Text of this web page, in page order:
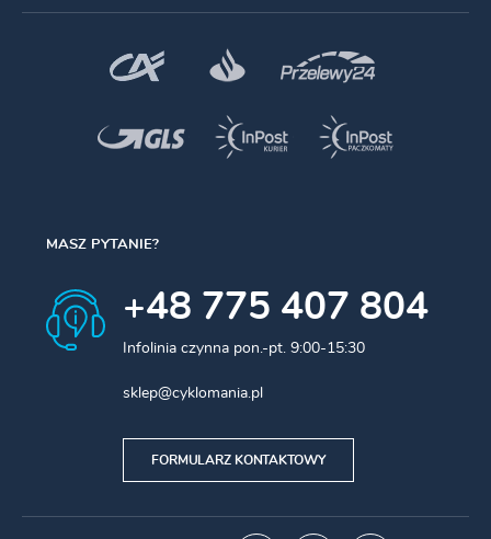
MASZ PYTANIE?
+48 775 407 804
Infolinia czynna pon.-pt. 9:00-15:30
sklep@cyklomania.pl
FORMULARZ KONTAKTOWY